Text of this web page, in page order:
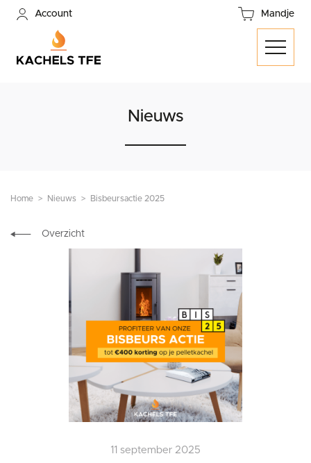
Account Mandje
Nieuws
Home Nieuws Bisbeursactie 2025
Overzicht
11 september 2025